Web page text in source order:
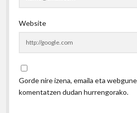
Website
Gorde nire izena, emaila eta
komentatzen dudan hurrengorako.